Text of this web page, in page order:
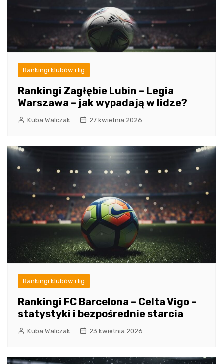
Rankingi klubów i lig
Rankingi Zagłębie Lubin – Legia
Warszawa – jak wypadają w lidze?
Kuba Walczak 27 kwietnia 2026
Rankingi klubów i lig
Rankingi FC Barcelona – Celta Vigo –
statystyki i bezpośrednie starcia
Kuba Walczak 23 kwietnia 2026